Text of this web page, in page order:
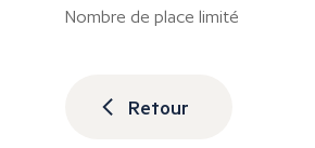
Nombre de place limité
Retour